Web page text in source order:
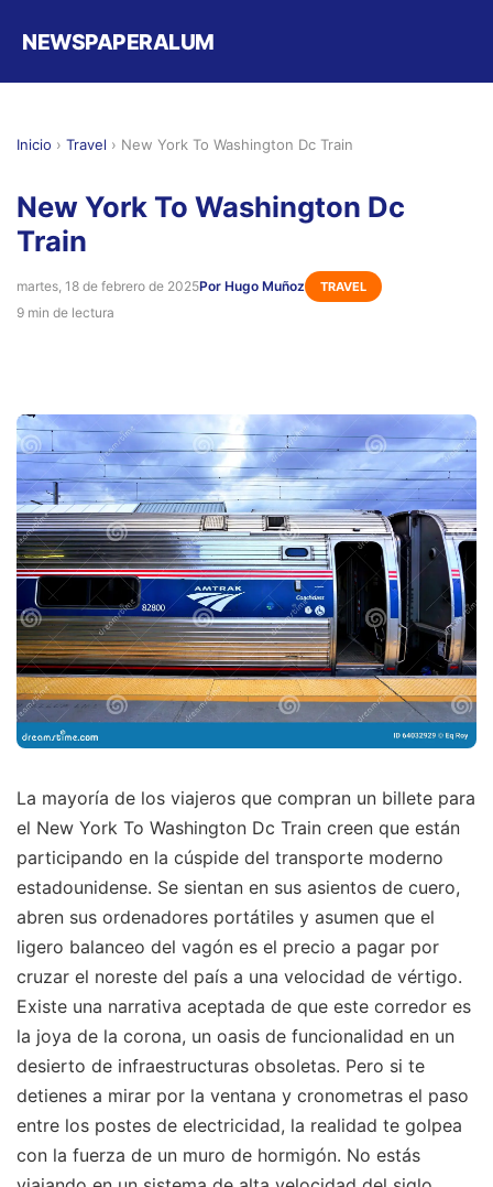
NEWSPAPERALUM
Inicio › Travel › New York To Washington Dc Train
New York To Washington Dc
Train
martes, 18 de febrero de 2025Por Hugo Muñoz TRAVEL
9 min de lectura
La mayoría de los viajeros que compran un billete para
el New York To Washington Dc Train creen que están
participando en la cúspide del transporte moderno
estadounidense. Se sientan en sus asientos de cuero,
abren sus ordenadores portátiles y asumen que el
ligero balanceo del vagón es el precio a pagar por
cruzar el noreste del país a una velocidad de vértigo.
Existe una narrativa aceptada de que este corredor es
la joya de la corona, un oasis de funcionalidad en un
desierto de infraestructuras obsoletas. Pero si te
detienes a mirar por la ventana y cronometras el paso
entre los postes de electricidad, la realidad te golpea
con la fuerza de un muro de hormigón. No estás